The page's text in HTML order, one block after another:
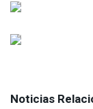
Noticias